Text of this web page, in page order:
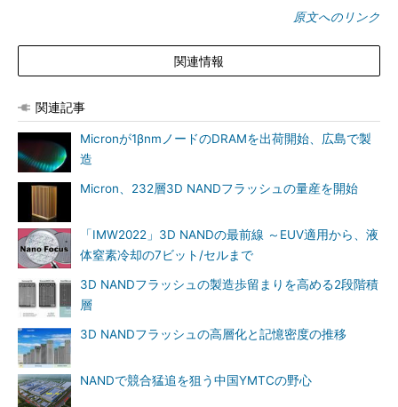
原文へのリンク
関連情報
関連記事
Micronが1βnmノードのDRAMを出荷開始、広島で製
造
Micron、232層3D NANDフラッシュの量産を開始
「IMW2022」3D NANDの最前線 ～EUV適用から、液
体窒素冷却の7ビット/セルまで
3D NANDフラッシュの製造歩留まりを高める2段階積
層
3D NANDフラッシュの高層化と記憶密度の推移
NANDで競合猛追を狙う中国YMTCの野心